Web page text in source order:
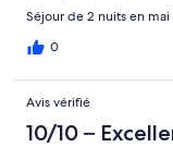
Séjour de 2 nuits en mai
0
Avis vérifié
10/10 –